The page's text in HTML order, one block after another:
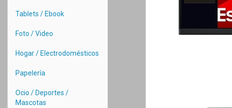
Tablets / Ebook
Foto / Video
Hogar / Electrodomésticos
Papelería
Ocio / Deportes /
Mascotas